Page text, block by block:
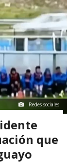
Redes sociales
que